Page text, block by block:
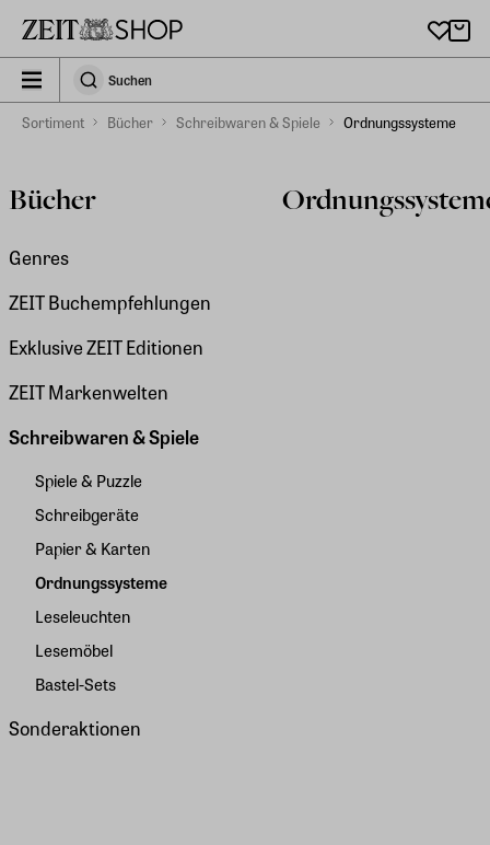
zeit_storefront.components.search.collapsed
SuchenSuchen
Sortiment Bücher Schreibwaren & Spiele Ordnungssysteme
Bücher
Genres
ZEIT Buchempfehlungen
Exklusive ZEIT Editionen
ZEIT Markenwelten
Schreibwaren & Spiele
Spiele & Puzzle
Schreibgeräte
Papier & Karten
Ordnungssysteme
Leseleuchten
Lesemöbel
Bastel-Sets
Sonderaktionen